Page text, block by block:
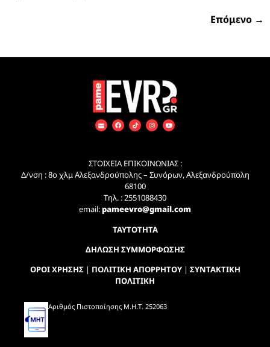
Επόμενο →
ΣΤΟΙΧΕΙΑ ΕΠΙΚΟΙΝΩΝΙΑΣ :
Δ/νση : 8ο χλμ Αλεξανδρούπολης – Συνόρων, Αλεξανδρούπολη
68100
Τηλ. : 2551088430
email:pameevro@gmail.com
ΤΑΥΤΟΤΗΤΑ
ΔΗΛΩΣΗ ΣΥΜΜΟΡΦΩΣΗΣ
ΟΡΟΙ ΧΡΗΣΗΣ| ΠΟΛΙΤΙΚΗ ΑΠΟΡΡΗΤΟΥ| ΣΥΝΤΑΚΤΙΚΗ
ΠΟΛΙΤΙΚΗ
Αριθμός Πιστοποίησης Μ.Η.Τ. 252063